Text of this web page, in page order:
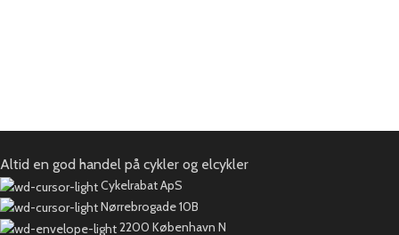
Altid en god handel på cykler og elcykler
Cykelrabat ApS
Nørrebrogade 10B
2200 København N